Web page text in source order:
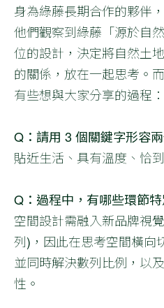
身為綠藤長期合作的夥伴
他們觀察到綠藤「源於自
位的設計，決定將自然土
的關係，放在一起思考。
有些想與大家分享的過程：
Q：請用 3 個關鍵字形容
貼近生活、具有溫度、恰
Q：過程中，有哪些環節
空間設計需融入新品牌視
列)，因此在思考空間橫向
並同時解決數列比例，以
性。